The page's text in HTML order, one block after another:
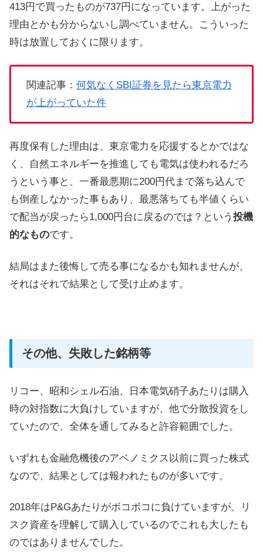
413円で買ったものが737円になっています。上がった
理由とかも分からないし調べていません。こういった
時は放置しておくに限ります。
関連記事： 何気なくSBI証券を見たら東京電力
が上がっていた件
再度保有した理由は、東京電力を応援するとかではな
く、自然エネルギーを推進しても電気は使われるだろ
うという事と、一番最悪期に200円代まで落ち込んで
も倒産しなかった事もあり、最悪落ちても半値くらい
で配当が戻ったら1,000円台に戻るのでは？という 投機
的なものです。
結局はまた後悔して売る事になるかも知れませんが、
それはそれで結果として受け止めます。
その他、失敗した銘柄等
リコー、昭和シェル石油、日本電気硝子あたりは購入
時の対指数に大負けしていますが、他で分散投資をし
ていたので、全体を通してみると許容範囲でした。
いずれも金融危機後のアベノミクス以前に買った株式
なので、結果としては報われたものが多いです。
2018年はP&Gあたりがボコボコに負けていますが、リ
スク資産を理解して購入しているのでこれも大したも
のではありませんでした。